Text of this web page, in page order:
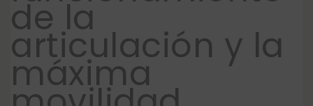
de la
articulación y la
máxima